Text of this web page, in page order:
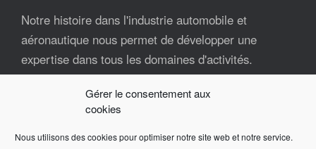
Gérer le consentement aux
cookies
Nous utilisons des cookies pour optimiser notre site web et notre service.
Notre histoire dans l'industrie automobile et
aéronautique nous permet de développer une
expertise dans tous les domaines d'activités.
Nos ressources matérielles et humaines font de la
société STALDER un partenaire industriel fiable et
impliqué tout au long de vos projets.